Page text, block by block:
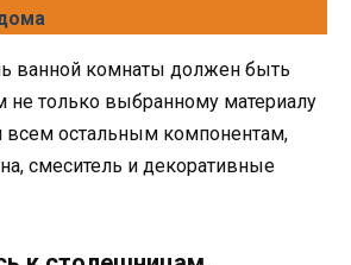
ванной комнаты должен быть
не только выбранному материалу
остальным компонентам,
смеситель и декоративные